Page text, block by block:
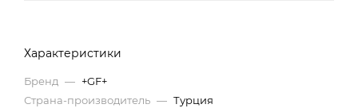
Характеристики
Бренд — +GF+
Страна-производитель — Турция